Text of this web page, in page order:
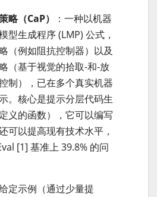
略（CaP）
：一种以机器
型生成程序 (LMP) 公式，
（例如阻抗控制器）以及
（基于视觉的拾取-和-放
制），已在多个真实机器
。核心是提示分层代码生
义的函数），它可以编写
可以提高现有技术水平，
[1] 基准上 39.8% 的问
定示例（通过少量提